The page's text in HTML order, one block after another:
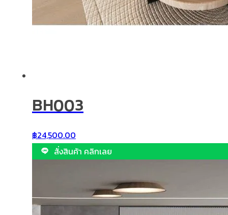
BH003
฿24,500.00
สั่งสินค้า คลิกเลย